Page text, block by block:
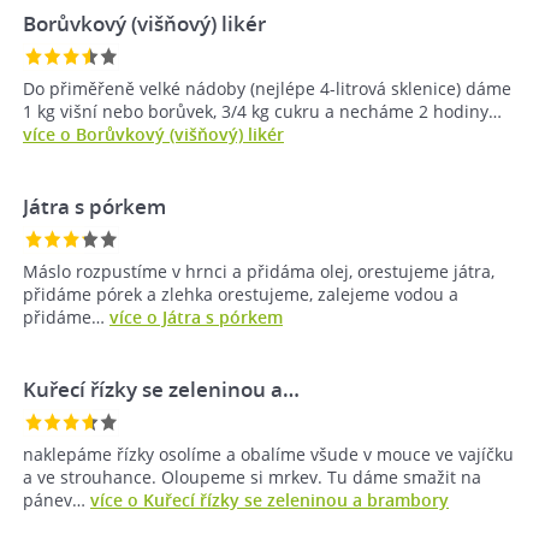
Borůvkový (višňový) likér
Do přiměřeně velké nádoby (nejlépe 4-litrová sklenice) dáme
1 kg višní nebo borůvek, 3/4 kg cukru a necháme 2 hodiny…
více o Borůvkový (višňový) likér
Játra s pórkem
Máslo rozpustíme v hrnci a přidáma olej, orestujeme játra,
přidáme pórek a zlehka orestujeme, zalejeme vodou a
přidáme… více o Játra s pórkem
Kuřecí řízky se zeleninou a…
naklepáme řízky osolíme a obalíme všude v mouce ve vajíčku
a ve strouhance. Oloupeme si mrkev. Tu dáme smažit na
pánev… více o Kuřecí řízky se zeleninou a brambory